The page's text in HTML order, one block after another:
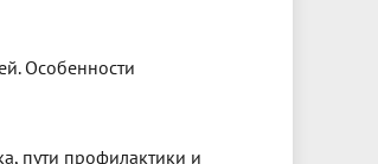
Особенности
пути профилактики и